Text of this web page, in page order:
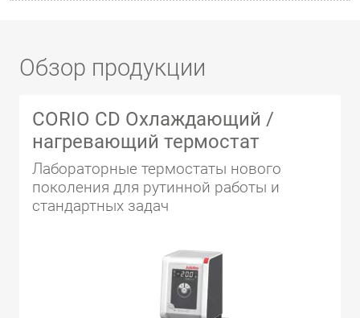
Обзор продукции
CORIO CD Охлаждающий /
нагревающий термостат
Лабораторные термостаты нового
поколения для рутинной работы и
стандартных задач